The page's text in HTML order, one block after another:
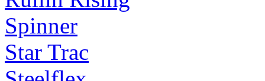
Spinner
Star Trac